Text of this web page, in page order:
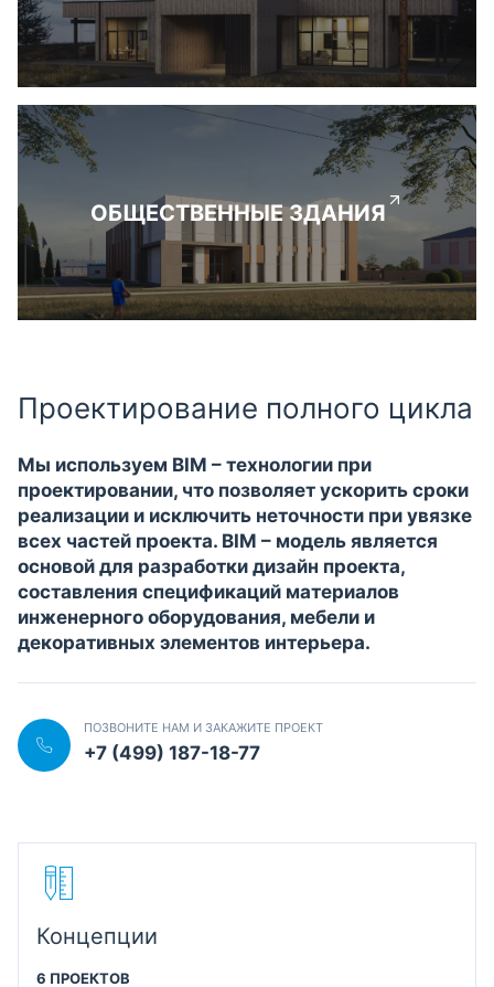
ОБЩЕСТВЕННЫЕ ЗДАНИЯ
Проектирование полного цикла
Мы используем BIM – технологии при
проектировании, что позволяет ускорить сроки
реализации и исключить неточности при увязке
всех частей проекта. BIM – модель является
основой для разработки дизайн проекта,
составления спецификаций материалов
инженерного оборудования, мебели и
декоративных элементов интерьера.
ПОЗВОНИТЕ НАМ И ЗАКАЖИТЕ ПРОЕКТ
+7 (499) 187-18-77
Концепции
6 ПРОЕКТОВ